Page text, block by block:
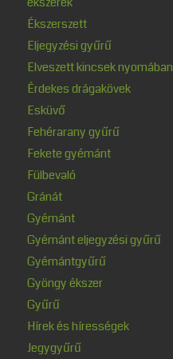
Ékszerszett
Eljegyzési gyűrű
Elveszett kincsek nyomában
Érdekes drágakövek
Esküvő
Fehérarany gyűrű
Fekete gyémánt
Fülbevaló
Gránát
Gyémánt
Gyémánt eljegyzési gyűrű
Gyémántgyűrű
Gyöngy ékszer
Gyűrű
Hírek és hírességek
Jegygyűrű